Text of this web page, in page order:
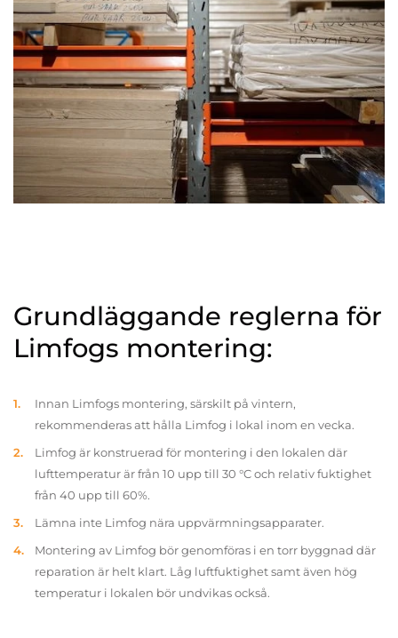
Grundläggande reglerna för
Limfogs montering:
Innan Limfogs montering, särskilt på vintern,
rekommenderas att hålla Limfog i lokal inom en vecka.
Limfog är konstruerad för montering i den lokalen där
lufttemperatur är från 10 upp till 30 °C och relativ fuktighet
från 40 upp till 60%.
Lämna inte Limfog nära uppvärmningsapparater.
Montering av Limfog bör genomföras i en torr byggnad där
reparation är helt klart. Låg luftfuktighet samt även hög
temperatur i lokalen bör undvikas också.